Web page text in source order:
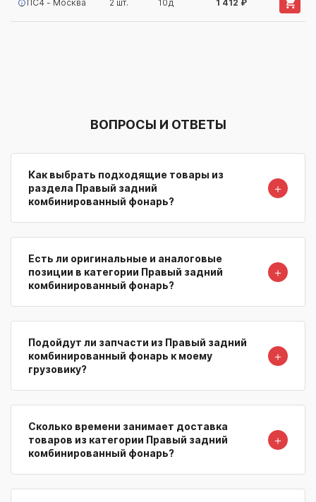
ПС4 - Москва 2 шт. 10д 1 412 ₽
ВОПРОСЫ И ОТВЕТЫ
Как выбрать подходящие товары из
раздела Правый задний
комбинированный фонарь?
＋
Есть ли оригинальные и аналоговые
позиции в категории Правый задний
комбинированный фонарь?
＋
Подойдут ли запчасти из Правый задний
комбинированный фонарь к моему
грузовику?
＋
Сколько времени занимает доставка
товаров из категории Правый задний
комбинированный фонарь?
＋